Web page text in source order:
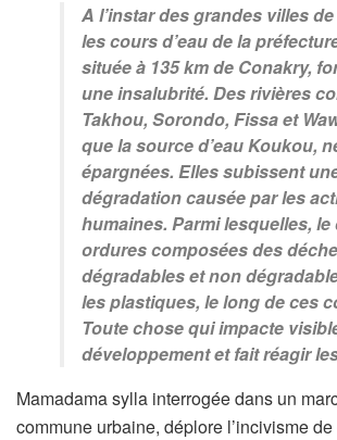
A l’instar des grandes villes
les cours d’eau de la
située à 135 km de Conakry,
une insalubrité. Des rivières
Takhou, Sorondo, Fissa et
que la source d’eau Koukou,
épargnées. Elles subissent
dégradation causée par les
humaines. Parmi lesquelles,
ordures composées des
dégradables et non
les plastiques, le long de ces
Toute chose qui impacte
développement et fait réagir
Mamadama sylla interrogée dans un
commune urbaine, déplore l’incivisme